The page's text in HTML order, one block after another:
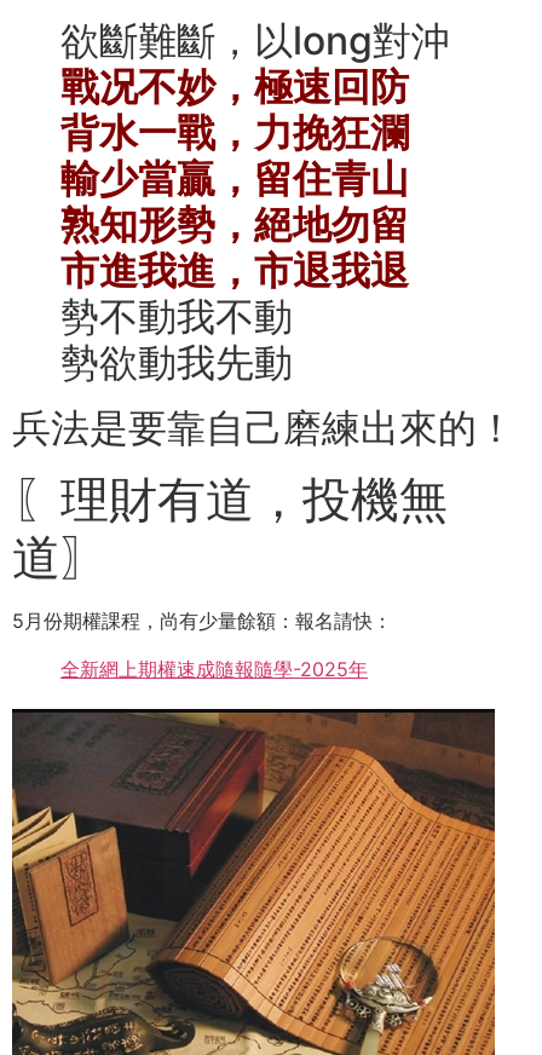
欲斷難斷，以long對沖
戰况不妙，極速回防
背水一戰，力挽狂瀾
輸少當贏，留住青山
熟知形勢，絕地勿留
市進我進，市退我退
勢不動我不動
勢欲動我先動
兵法是要靠自己磨練出來的！
〖理財有道，投機無
道〗
5月份期權課程，尚有少量餘額：報名請快：
全新網上期權速成隨報隨學-2025年